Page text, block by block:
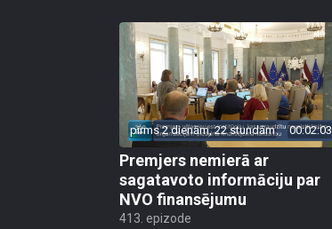
pirms 2 dienām, 22 stundām 00:02:03
Premjers nemierā ar
sagatavoto informāciju par
NVO finansējumu
413. epizode